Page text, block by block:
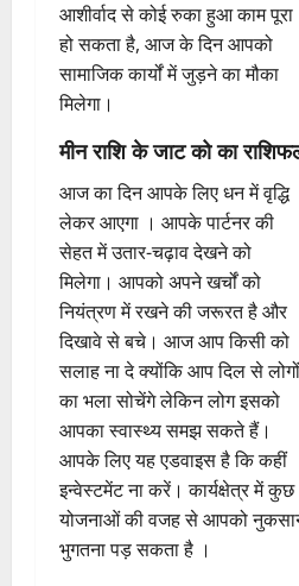
आशीर्वाद से कोई रुका हुआ काम पूरा
हो सकता है, आज के दिन आपको
सामाजिक कार्यों में जुड़ने का मौका
मिलेगा।
मीन राशि के जाट को का
आज का दिन आपके लिए धन में वृद्धि
लेकर आएगा । आपके पार्टनर की
सेहत में उतार-चढ़ाव देखने को
मिलेगा। आपको अपने खर्चों को
नियंत्रण में रखने की जरूरत है और
दिखावे से बचे। आज आप किसी को
सलाह ना दे क्योंकि आप दिल से लोगों
का भला सोचेंगे लेकिन लोग इसको
आपका स्वास्थ्य समझ सकते हैं।
आपके लिए यह एडवाइस है कि कहीं
इन्वेस्टमेंट ना करें। कार्यक्षेत्र में कुछ
योजनाओं की वजह से आपको
भुगतना पड़ सकता है ।